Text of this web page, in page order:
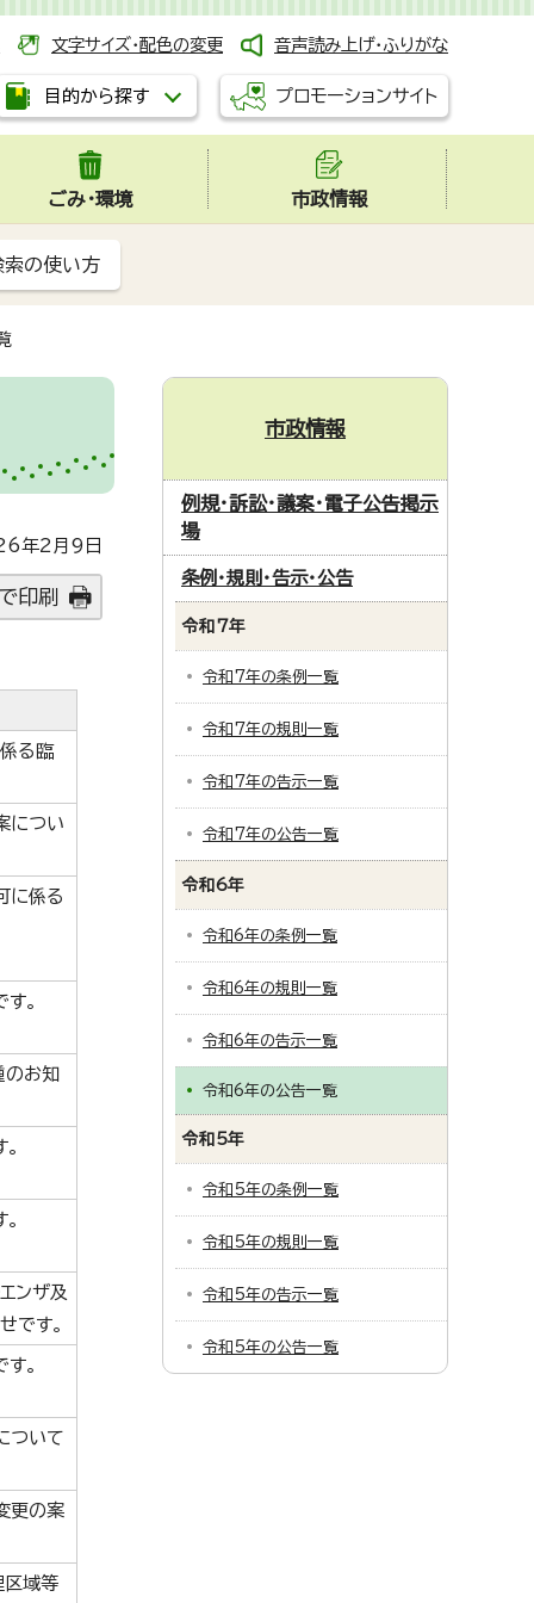
文字サイズ・配色の変更 音声読み上げ・ふりがな
目的から探す プロモーションサイト
ごみ・環境 市政情報
索の使い方
年2月9日
印刷
る臨
につい
に係る
。
お知
ンザ及
です。
。
ついて
更の案
区域等
市政情報
例規・訴訟・議案・電子公告掲示
場
条例・規則・告示・公告
令和7年
令和7年の条例一覧
令和7年の規則一覧
令和7年の告示一覧
令和7年の公告一覧
令和6年
令和6年の条例一覧
令和6年の規則一覧
令和6年の告示一覧
令和6年の公告一覧
令和5年
令和5年の条例一覧
令和5年の規則一覧
令和5年の告示一覧
令和5年の公告一覧